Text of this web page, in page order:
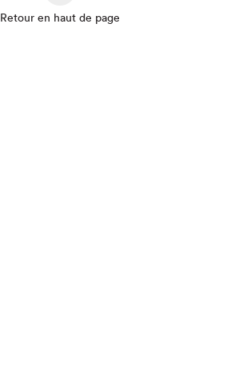
Retour en haut de page